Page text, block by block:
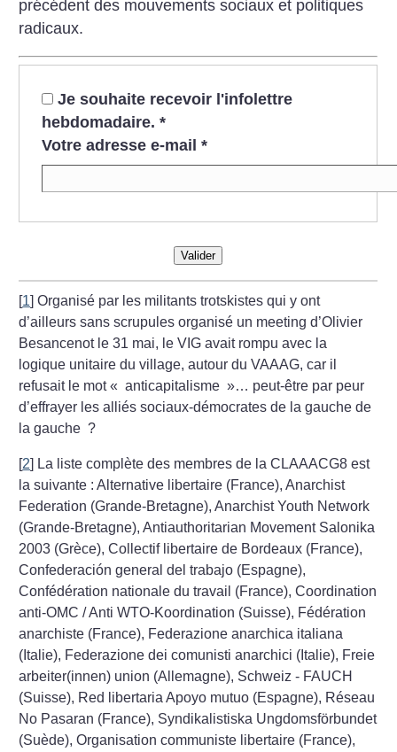
précédent des mouvements sociaux et politiques
radicaux.
Je souhaite recevoir l'infolettre
hebdomadaire. *
Votre adresse e-mail *
Valider
[1]Organisé par les militants trotskistes qui y ont
d’ailleurs sans scrupules organisé un meeting d’Olivier
Besancenot le 31 mai, le VIG avait rompu avec la
logique unitaire du village, autour du VAAAG, car il
refusait le mot « anticapitalisme »… peut-être par peur
d’effrayer les alliés sociaux-démocrates de la gauche de
la gauche ?
[2] La liste complète des membres de la CLAAACG8 est
la suivante : Alternative libertaire (France), Anarchist
Federation (Grande-Bretagne), Anarchist Youth Network
(Grande-Bretagne), Antiauthoritarian Movement Salonika
2003 (Grèce), Collectif libertaire de Bordeaux (France),
Confederación general del trabajo (Espagne),
Confédération nationale du travail (France), Coordination
anti-OMC / Anti WTO-Koordination (Suisse), Fédération
anarchiste (France), Federazione anarchica italiana
(Italie), Federazione dei comunisti anarchici (Italie), Freie
arbeiter(innen) union (Allemagne), Schweiz - FAUCH
(Suisse), Red libertaria Apoyo mutuo (Espagne), Réseau
No Pasaran (France), Syndikalistiska Ungdomsförbundet
(Suède), Organisation communiste libertaire (France),